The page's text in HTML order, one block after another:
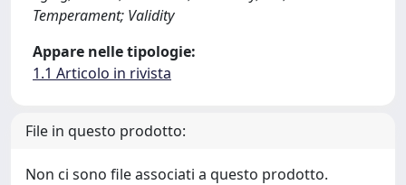
Temperament; Validity
Appare nelle tipologie:
1.1 Articolo in rivista
File in questo prodotto:
Non ci sono file associati a questo prodotto.